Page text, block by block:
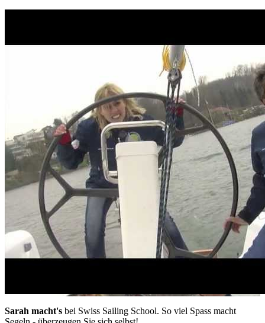
Sarah macht's bei Swiss Sailing School. So viel Spass macht